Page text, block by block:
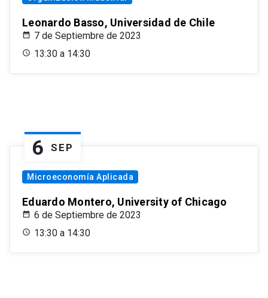
Leonardo Basso, Universidad de Chile
7 de Septiembre de 2023
13:30 a 14:30
6 SEP
Microeconomía Aplicada
Eduardo Montero, University of Chicago
6 de Septiembre de 2023
13:30 a 14:30